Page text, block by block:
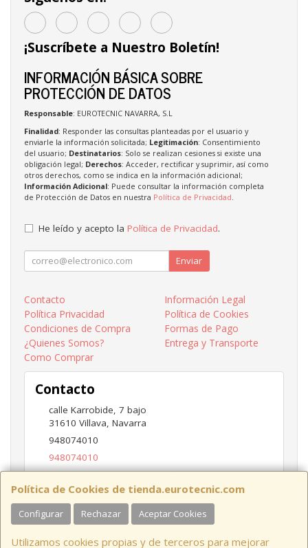
Política de Cookies de tienda.eurotecnic.com
Configurar Rechazar Aceptar Cookies
Utilizamos cookies propias y de terceros para mejorar
¡Suscríbete a Nuestro Boletín!
INFORMACIÓN BÁSICA SOBRE
PROTECCIÓN DE DATOS
Responsable: EUROTECNIC NAVARRA, S.L
Finalidad: Responder las consultas planteadas por el usuario y
enviarle la información solicitada; Legitimación: Consentimiento
del usuario; Destinatarios: Solo se realizan cesiones si existe una
obligación legal; Derechos: Acceder, rectificar y suprimir, así como
otros derechos, como se indica en la información adicional;
Información Adicional: Puede consultar la información completa
de Protección de Datos en nuestra Política de Privacidad.
He leído y acepto la Política de Privacidad.
Enviar
Contacto
Información Legal
Política Privacidad
Política de Cookies
Condiciones de Compra
Formas de Pago
¿Quienes Somos?
Entrega y Transporte
Como Comprar
Contacto
calle Karrobide, 7 bajo
31610 Villava Navarra
948074010
948074010
ventas@eurotecnic.com
Horario
9 a 13:30Hs y 16:30 a 19Hs